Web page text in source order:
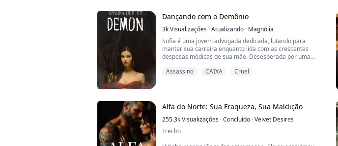
Dançando com o Demônio
3kVisualizações ·Atualizando · Magnólia
Sofia é uma jovem advogada dedicada, lutando para
manter sua carreira enquanto lida com as crescentes
despesas médicas de sua mãe. Desesperada por uma
inesperada: um contrato de casamento com Aiden Thorne,
cumprir uma cláusula no testamento de seu avô e gara...
Assassino CAIXA Cruel
Alfa do Norte: Sua Fraqueza, Sua Maldição
255.3kVisualizações ·Concluído ·Velvet Desires
Trecho